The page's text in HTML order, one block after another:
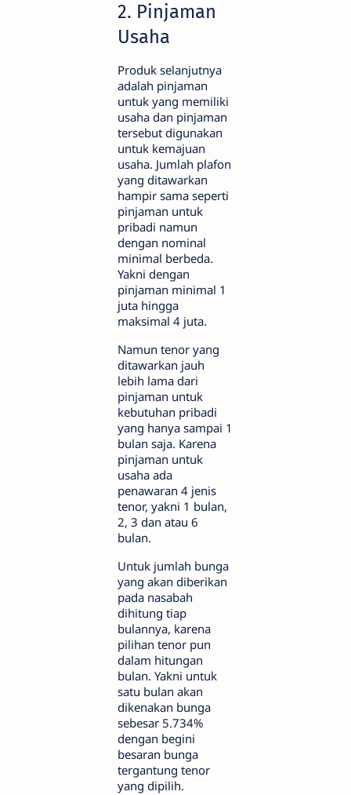
2. Pinjaman
Usaha
Produk selanjutnya
adalah pinjaman
untuk yang memiliki
usaha dan pinjaman
tersebut digunakan
untuk kemajuan
usaha. Jumlah plafon
yang ditawarkan
hampir sama seperti
pinjaman untuk
pribadi namun
dengan nominal
minimal berbeda.
Yakni dengan
pinjaman minimal 1
juta hingga
maksimal 4 juta.
Namun tenor yang
ditawarkan jauh
lebih lama dari
pinjaman untuk
kebutuhan pribadi
yang hanya sampai 1
bulan saja. Karena
pinjaman untuk
usaha ada
penawaran 4 jenis
tenor, yakni 1 bulan,
2, 3 dan atau 6
bulan.
Untuk jumlah bunga
yang akan diberikan
pada nasabah
dihitung tiap
bulannya, karena
pilihan tenor pun
dalam hitungan
bulan. Yakni untuk
satu bulan akan
dikenakan bunga
sebesar 5.734%
dengan begini
besaran bunga
tergantung tenor
yang dipilih.